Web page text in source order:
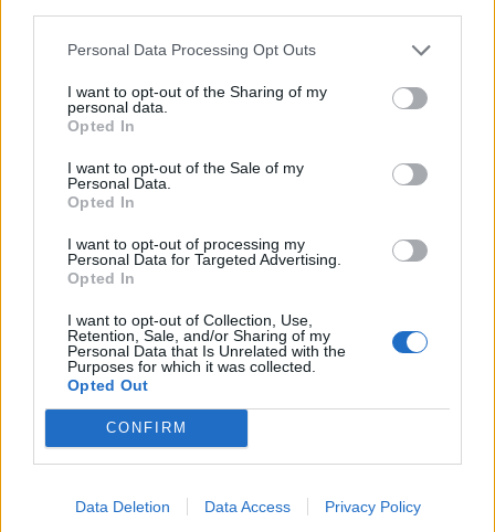
Personal Data Processing Opt Outs
I want to opt-out of the Sharing of my
personal data.
Opted In
I want to opt-out of the Sale of my
Personal Data.
Opted In
I want to opt-out of processing my
Personal Data for Targeted Advertising.
Opted In
I want to opt-out of Collection, Use,
Retention, Sale, and/or Sharing of my
Personal Data that Is Unrelated with the
Purposes for which it was collected.
Opted Out
CONFIRM
Data Deletion Data Access Privacy Policy
KOMMENTTIA